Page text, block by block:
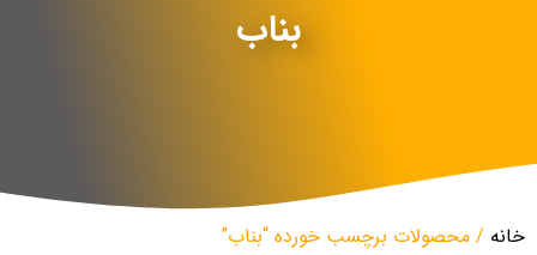
بناب
خانه / محصولات برچسب خورده “بناب”